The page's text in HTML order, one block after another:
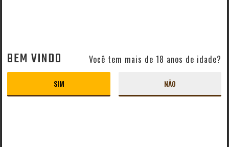
A PARTIR DO 2º MÊS R$129,98
BEM VINDO Você tem mais de 18 anos de idade?
SIM NÃO